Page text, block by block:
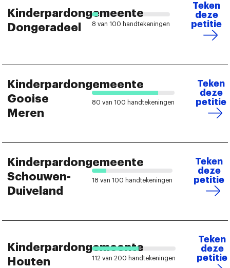
Kinderpardongemeente
Dongeradeel
8 van 100 handtekeningen
Teken
deze
petitie
Kinderpardongemeente
Gooise
Meren
80 van 100 handtekeningen
Teken
deze
petitie
Kinderpardongemeente
Schouwen-
Duiveland
18 van 100 handtekeningen
Teken
deze
petitie
Kinderpardongemeente
Houten
112 van 200 handtekeningen
Teken
deze
petitie